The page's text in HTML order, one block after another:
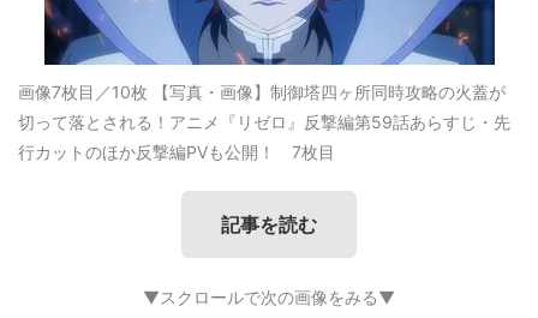
画像7枚目／10枚 【写真・画像】制御塔四ヶ所同時攻略の火蓋が
切って落とされる！アニメ『リゼロ』反撃編第59話あらすじ・先
行カットのほか反撃編PVも公開！ 7枚目
記事を読む
▼スクロールで次の画像をみる▼